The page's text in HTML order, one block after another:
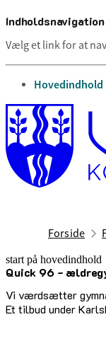
Indholdsnavigation
Vælg et link for at
gå til
Hovedindhold
Forside
start på hovedindhold
Quick 96 -
Vi værdsætter
Et tilbud under
senest opdateret 1.